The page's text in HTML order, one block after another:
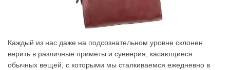
Каждый из нас даже на подсознательном уровне склонен
верить в различные приметы и суеверия, касающиеся
обычных вещей, с которыми мы сталкиваемся ежедневно в